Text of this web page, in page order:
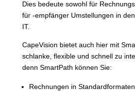
Dies bedeute sowohl für
für -empfänger Umstellungen in
IT.
CapeVision bietet auch hier mit
schlanke, flexible und schnell zu
denn SmartPath können Sie:
Rechnungen in